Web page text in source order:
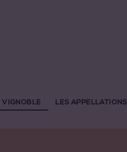
VIGNOBLE LES APPELLATIONS